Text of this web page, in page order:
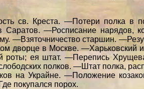
св. Креста. —Потери полка
Саратов. —Росписание нарядов,
—Взяточничество старшин.
дворце в Москве. —Харьковский
роты; ея штат. —Перепись
полков. —Штат полка,
на Украйне. —Положение
покупался порох.